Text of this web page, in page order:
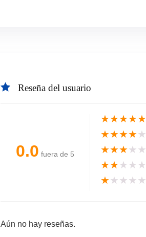
Reseña del usuario
0.0 fuera de 5
★★★★★
★★★★★
★★★★★
★★★★★
★★★★★
Aún no hay reseñas.